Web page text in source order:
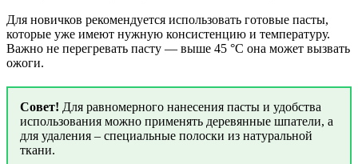
Для новичков рекомендуется использовать готовые пасты,
которые уже имеют нужную консистенцию и температуру.
Важно не перегревать пасту — выше 45 °C она может вызвать
ожоги.
Совет! Для равномерного нанесения пасты и удобства
использования можно применять деревянные шпатели, а
для удаления – специальные полоски из натуральной
ткани.